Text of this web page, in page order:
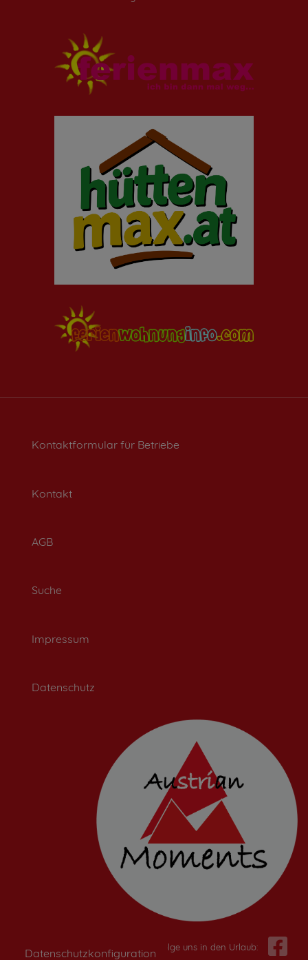
Kontaktformular für Betriebe
Kontakt
AGB
Suche
Impressum
Datenschutz
Folge uns in den Urlaub:
Datenschutzkonfiguration